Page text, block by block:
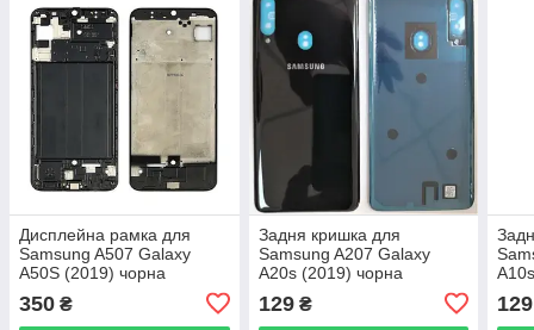
Дисплейна рамка для
Samsung A507 Galaxy
A50S (2019) чорна
350 ₴
Задня кришка для
Samsung A207 Galaxy
A20s (2019) чорна
129₴ 129